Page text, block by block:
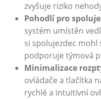
zvyšuje​ riziko
Pohodlí pro
systém umístěn
si spolujezdec mohl
podporuje týmová
Minimalizace
ovládače a⁤ tlačítka
rychlé a intuitivní